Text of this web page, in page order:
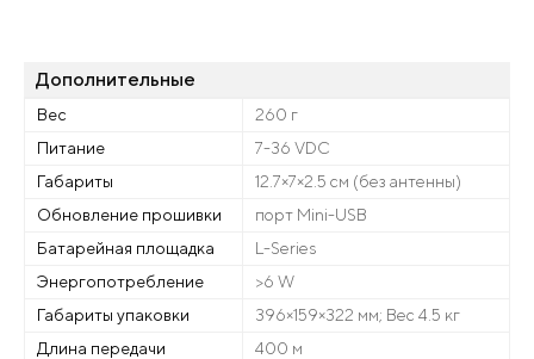
Дополнительные
Вес
260 г
Питание
7-36 VDC
Габариты
12.7×7×2.5 см (без антенны)
Обновление прошивки
порт Mini-USB
Батарейная площадка
L-Series
Энергопотребление
>6 W
Габариты упаковки
396×159×322 мм; Вес 4.5 кг
Длина передачи
400 м